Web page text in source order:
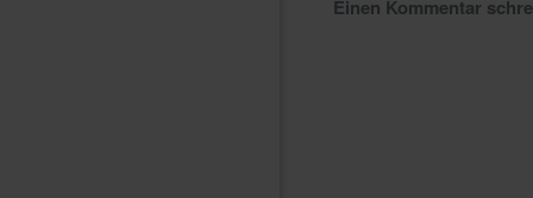
Einen Kommentar